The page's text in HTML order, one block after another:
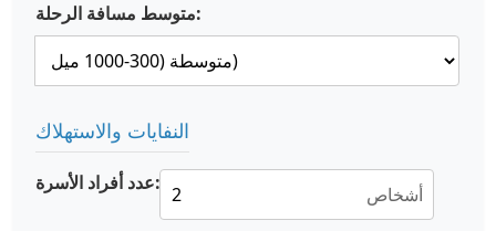
متوسط مسافة الرحلة:
النفايات والاستهلاك
عدد أفراد الأسرة: أشخاص